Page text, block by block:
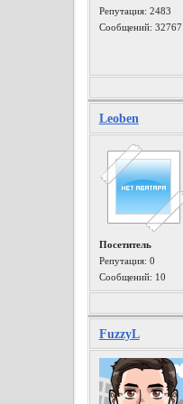
Репутация: 2483
Сообщений: 32767
Leoben
Посетитель
Репутация: 0
Сообщений: 10
FuzzyL